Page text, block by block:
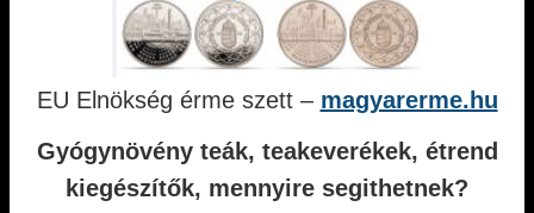
EU Elnökség érme szett – magyarerme.hu
Gyógynövény teák, teakeverékek, étrend
kiegészítők, mennyire segithetnek?